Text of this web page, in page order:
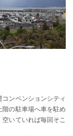
ンベンションシティ
の駐車場へ車を駐め
いていれば毎回そこ